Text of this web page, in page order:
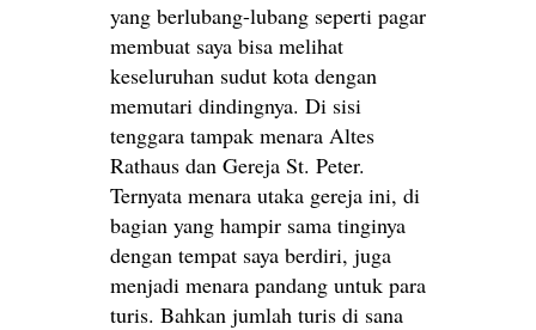
yang berlubang-lubang seperti pagar
membuat saya bisa melihat
keseluruhan sudut kota dengan
memutari dindingnya. Di sisi
tenggara tampak menara Altes
Rathaus dan Gereja St. Peter.
Ternyata menara utaka gereja ini, di
bagian yang hampir sama tinginya
dengan tempat saya berdiri, juga
menjadi menara pandang untuk para
turis. Bahkan jumlah turis di sana